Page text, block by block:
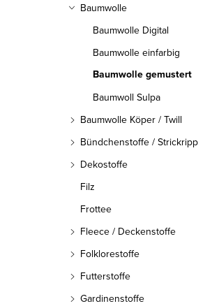
Baumwolle
Baumwolle Digital
Baumwolle einfarbig
Baumwolle gemustert
Baumwoll Sulpa
Baumwolle Köper / Twill
Bündchenstoffe / Strickripp
Dekostoffe
Filz
Frottee
Fleece / Deckenstoffe
Folklorestoffe
Futterstoffe
Gardinenstoffe